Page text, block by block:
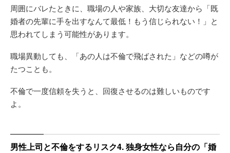
周囲にバレたときに、職場の人や家族、大切な友達から「既
婚者の先輩に手を出すなんて最低！もう信じられない！」と
思われてしまう可能性があります。
職場異動しても、「あの人は不倫で飛ばされた」などの噂が
たつことも。
不倫で一度信頼を失うと、回復させるのは難しいものです
よ。
男性上司と不倫をするリスク4. 独身女性なら自分の「婚